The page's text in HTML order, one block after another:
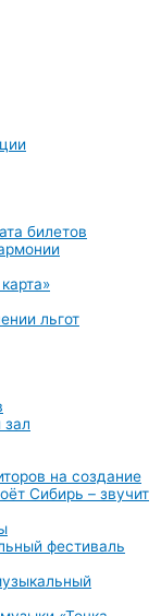
билетов
льгот
зал
на создание
Сибирь – звучит
фестиваль